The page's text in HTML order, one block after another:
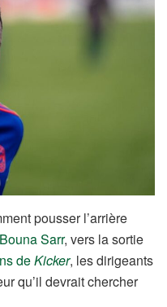
pousser l’arrière
Bouna Sarr, vers la sortie
deKicker, les dirigeants
qu’il devrait chercher